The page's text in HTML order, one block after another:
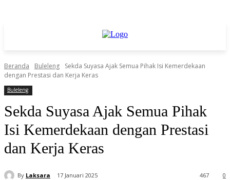
Beranda Buleleng
Sekda Suyasa Ajak Semua Pihak Isi Kemerdekaan
dengan Prestasi dan Kerja Keras
Buleleng
Sekda Suyasa Ajak Semua Pihak
Isi Kemerdekaan dengan Prestasi
dan Kerja Keras
By Laksara 17 Januari 2025 0
467